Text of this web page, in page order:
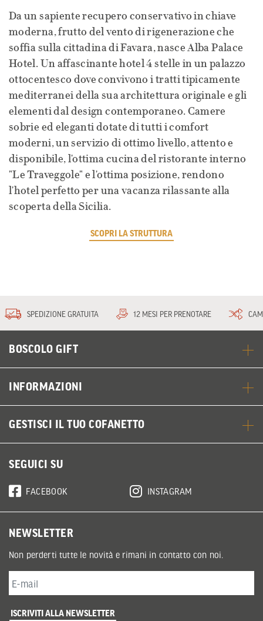
Da un sapiente recupero conservativo in chiave
moderna, frutto del vento di rigenerazione che
soffia sulla cittadina di Favara, nasce Alba Palace
Hotel. Un affascinante hotel 4 stelle in un palazzo
ottocentesco dove convivono i tratti tipicamente
mediterranei della sua architettura originale e gli
elementi dal design contemporaneo. Camere
sobrie ed eleganti dotate di tutti i comfort
moderni, un servizio di ottimo livello, attento e
disponibile, l'ottima cucina del ristorante interno
"Le Traveggole" e l'ottima posizione, rendono
l'hotel perfetto per una vacanza rilassante alla
scoperta della Sicilia.
SCOPRI LA STRUTTURA
SPEDIZIONE GRATUITA 12 MESI PER PRENOTARE
BOSCOLO GIFT
INFORMAZIONI
GESTISCI IL TUO COFANETTO
SEGUICI SU
FACEBOOK INSTAGRAM
NEWSLETTER
Non perderti tutte le novità e rimani in contatto con noi.
ISCRIVITI ALLA NEWSLETTER